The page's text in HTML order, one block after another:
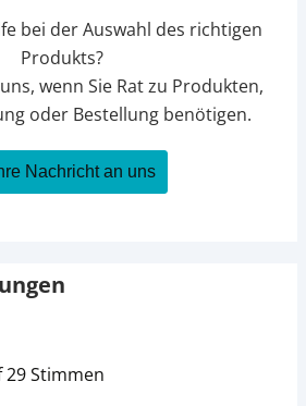
bei der Auswahl des richtigen
Produkts?
wenn Sie Rat zu Produkten,
oder Bestellung benötigen.
Nachricht an uns
5
29 Stimmen